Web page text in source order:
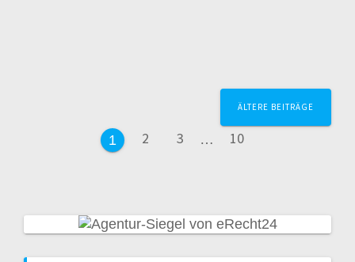
Beitragsnavigation
Seite
1 Seite
2 Seite
3 … Seite
10
ÄLTERE BEITRÄGE